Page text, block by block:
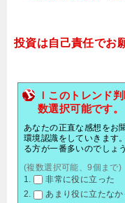
投資は自己責任でお
ｌこのトレンド
数選択可能です。
あなたの正直な感想をお
環境認識をしていきます
る方が一番多いのでしょ
(複数選択可能、9個まで)
非常に役に立った
あまり役に立たなか